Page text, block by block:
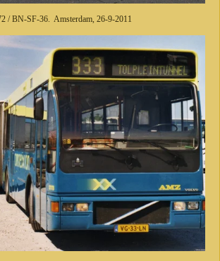
/ BN-SF-36. Amsterdam, 26-9-2011